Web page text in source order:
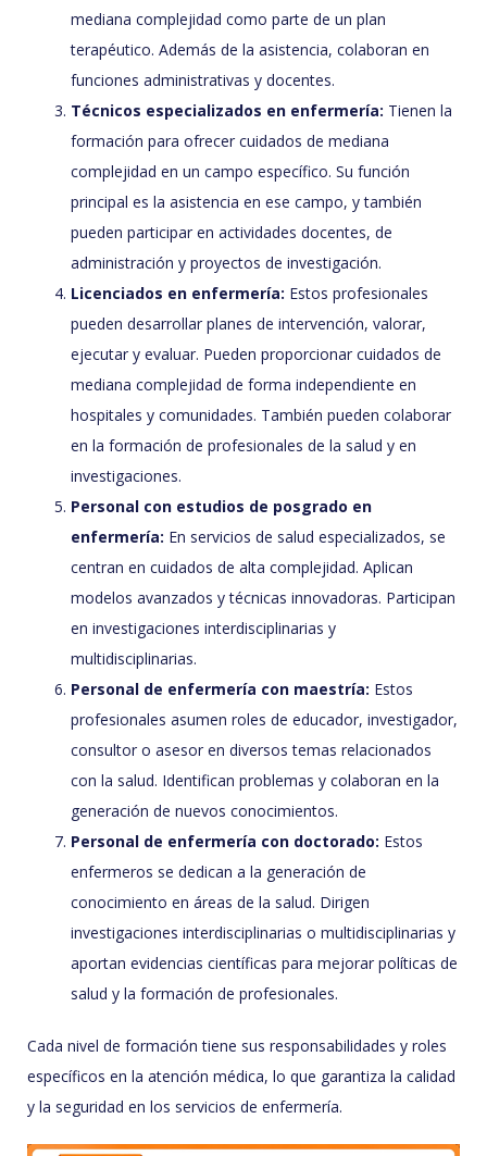
mediana complejidad como parte de un plan
terapéutico. Además de la asistencia, colaboran en
funciones administrativas y docentes.
Técnicos especializados en enfermería: Tienen la
formación para ofrecer cuidados de mediana
complejidad en un campo específico. Su función
principal es la asistencia en ese campo, y también
pueden participar en actividades docentes, de
administración y proyectos de investigación.
Licenciados en enfermería: Estos profesionales
pueden desarrollar planes de intervención, valorar,
ejecutar y evaluar. Pueden proporcionar cuidados de
mediana complejidad de forma independiente en
hospitales y comunidades. También pueden colaborar
en la formación de profesionales de la salud y en
investigaciones.
Personal con estudios de posgrado en
enfermería: En servicios de salud especializados, se
centran en cuidados de alta complejidad. Aplican
modelos avanzados y técnicas innovadoras. Participan
en investigaciones interdisciplinarias y
multidisciplinarias.
Personal de enfermería con maestría: Estos
profesionales asumen roles de educador, investigador,
consultor o asesor en diversos temas relacionados
con la salud. Identifican problemas y colaboran en la
generación de nuevos conocimientos.
Personal de enfermería con doctorado: Estos
enfermeros se dedican a la generación de
conocimiento en áreas de la salud. Dirigen
investigaciones interdisciplinarias o multidisciplinarias y
aportan evidencias científicas para mejorar políticas de
salud y la formación de profesionales.
Cada nivel de formación tiene sus responsabilidades y roles
específicos en la atención médica, lo que garantiza la calidad
y la seguridad en los servicios de enfermería.